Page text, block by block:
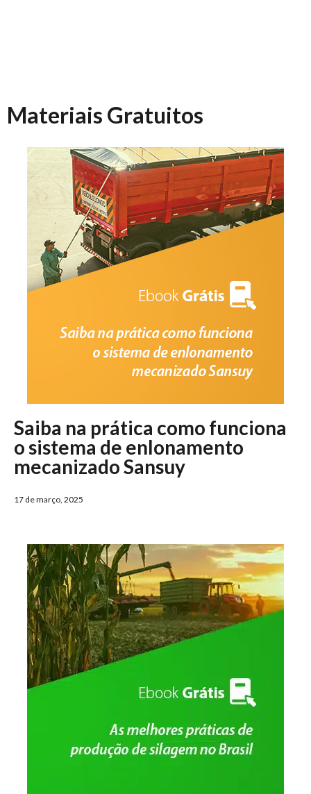
Materiais Gratuitos
Saiba na prática como funciona
o sistema de enlonamento
mecanizado Sansuy
17 de março, 2025